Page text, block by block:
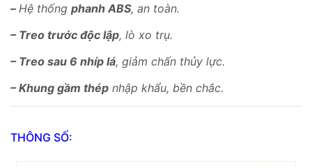
– Hệ thống phanh ABS, an toàn.
– Treo trước độc lập, lò xo trụ.
– Treo sau 6 nhíp lá, giảm chấn thủy lực.
– Khung gầm thép nhập khẩu, bền chắc.
THÔNG SỐ: